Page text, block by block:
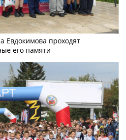
Евдокимова проходят
его памяти